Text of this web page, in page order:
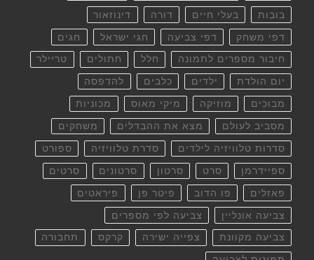
בובות בעלי חיים דורה דינוזאור
דפי משחק דפי צביעה חגי ישראל חגים
חיבור מספרים לתמונה חלל חתולים טריילר
יום הולדת ילדים כלבים להדפסה
מבוכים מוזיקה מיקי מאוס מכוניות
מסביב לעולם מצא את ההבדלים משחקים
סדרות טלוויזיה לילדים סדרת טלוויזיה ספורט
ספיידרמן סרט סרטון סרטונים סרטים
פאזלים פו הדוב פיטר פן פיראטים
צביעה אונליין צביעה לפי מספרים
צביעה מקוונת צפייה ישירה קרקס תחבורה